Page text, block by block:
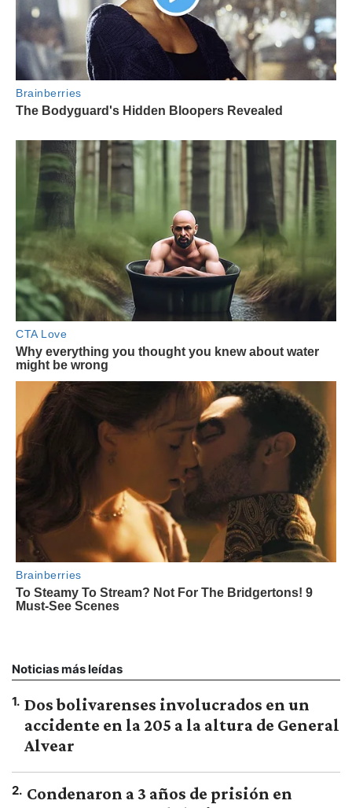
Noticias más leídas
1. Dos bolivarenses involucrados en un
accidente en la 205 a la altura de General
Alvear
2. Condenaron a 3 años de prisión en